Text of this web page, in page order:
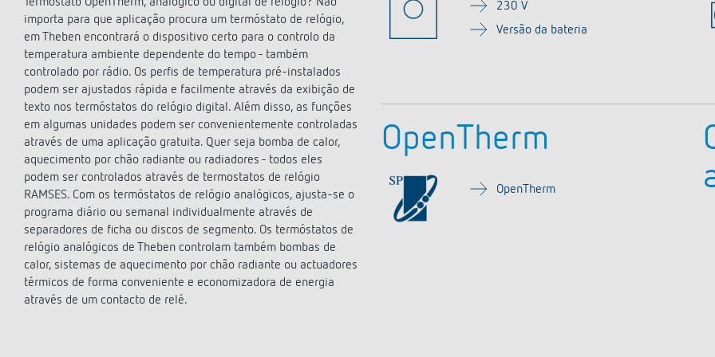
theLeda D
theLeda S
Automáticos de escada
Regulador de intensidade luminosa
importa para que aplicação procura um termóstato de relógio,
em Theben encontrará o dispositivo certo para o controlo da
temperatura ambiente dependente do tempo - também
controlado por rádio. Os perfis de temperatura pré-instalados
podem ser ajustados rápida e facilmente através da exibição de
texto nos termóstatos do relógio digital. Além disso, as funções
em algumas unidades podem ser convenientemente controladas
através de uma aplicação gratuita. Quer seja bomba de calor,
aquecimento por chão radiante ou radiadores - todos eles
podem ser controlados através de termostatos de relógio
RAMSES. Com os termóstatos de relógio analógicos, ajusta-se o
programa diário ou semanal individualmente através de
separadores de ficha ou discos de segmento. Os termóstatos de
relógio analógicos de Theben controlam também bombas de
calor, sistemas de aquecimento por chão radiante ou actuadores
térmicos de forma conveniente e economizadora de energia
através de um contacto de relé.
230 V
Versão da bateria
OpenTherm
OpenTherm